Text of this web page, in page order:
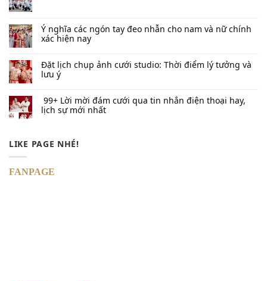
Ý nghĩa các ngón tay đeo nhẫn cho nam và nữ chính
xác hiện nay
Đặt lịch chụp ảnh cưới studio: Thời điểm lý tưởng và
lưu ý
99+ Lời mời đám cưới qua tin nhắn​ điện thoại hay,
lịch sự mới nhất
LIKE PAGE NHÉ!
FANPAGE